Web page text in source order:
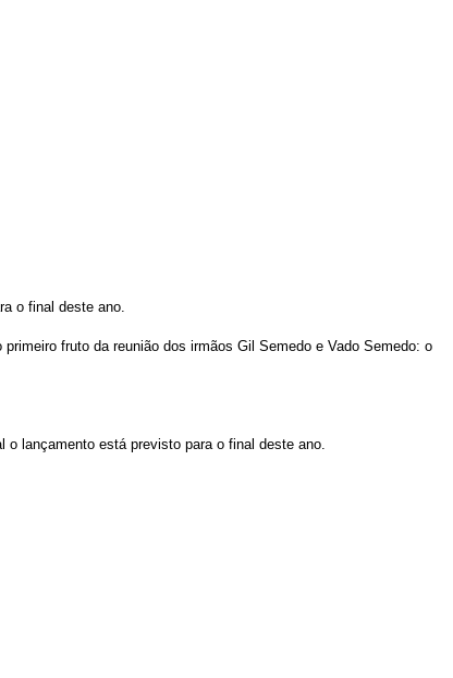
o final deste ano.
fruto da reunião dos irmãos Gil Semedo e Vado Semedo: o
lançamento está previsto para o final deste ano.